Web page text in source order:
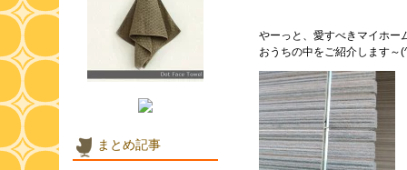
やーっと、愛すべきマイホー
おうちの中をご紹介します～
まとめ記事